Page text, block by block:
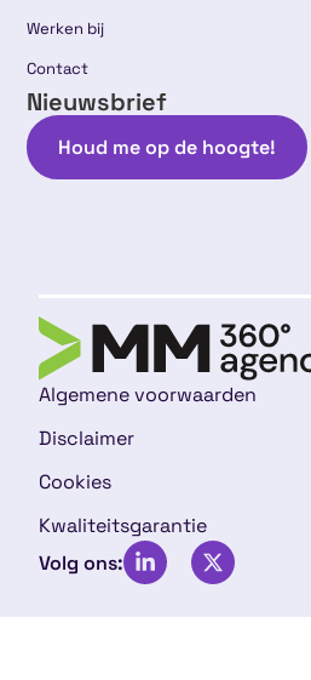
Werken bij
Contact
Nieuwsbrief
Houd me op de hoogte!
Algemene voorwaarden
Disclaimer
Cookies
Kwaliteitsgarantie
Volg ons: